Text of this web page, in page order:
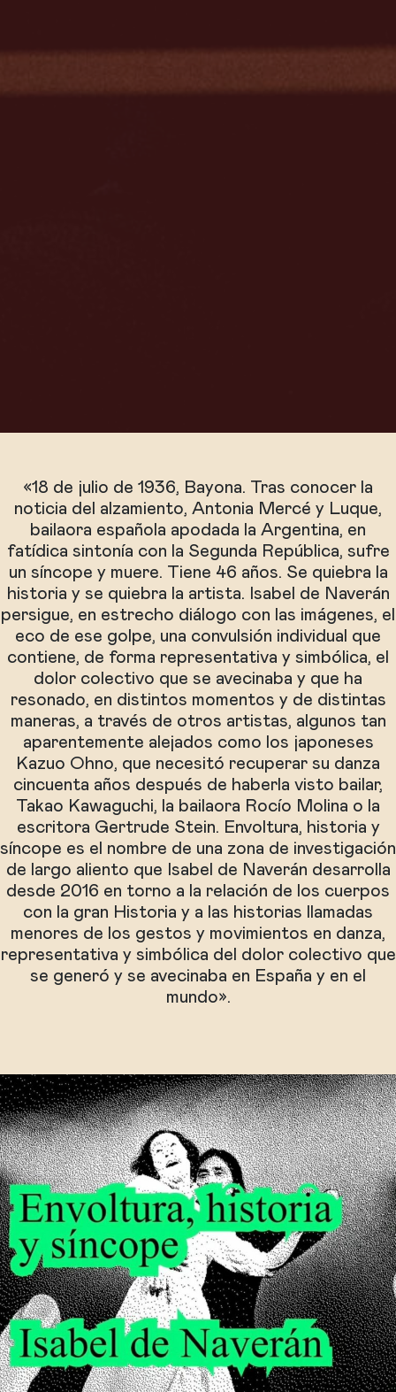
«18 de julio de 1936, Bayona. Tras conocer la
noticia del alzamiento, Antonia Mercé y Luque,
bailaora española apodada la Argentina, en
fatídica sintonía con la Segunda República, sufre
un síncope y muere. Tiene 46 años. Se quiebra la
historia y se quiebra la artista. Isabel de Naverán
persigue, en estrecho diálogo con las imágenes, el
eco de ese golpe, una convulsión individual que
contiene, de forma representativa y simbólica, el
dolor colectivo que se avecinaba y que ha
resonado, en distintos momentos y de distintas
maneras, a través de otros artistas, algunos tan
aparentemente alejados como los japoneses
Kazuo Ohno, que necesitó recuperar su danza
cincuenta años después de haberla visto bailar,
Takao Kawaguchi, la bailaora Rocío Molina o la
escritora Gertrude Stein. Envoltura, historia y
síncope es el nombre de una zona de investigación
de largo aliento que Isabel de Naverán desarrolla
desde 2016 en torno a la relación de los cuerpos
con la gran Historia y a las historias llamadas
menores de los gestos y movimientos en danza,
representativa y simbólica del dolor colectivo que
se generó y se avecinaba en España y en el
mundo».